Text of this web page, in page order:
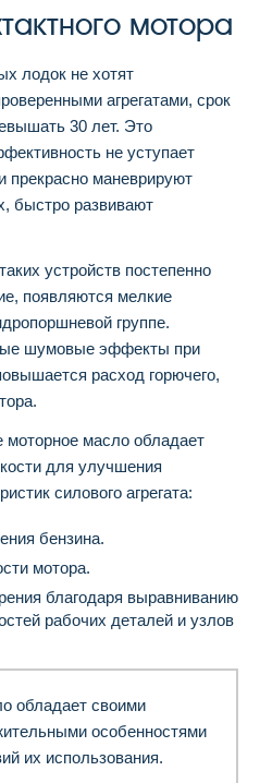
мотора
лодок не хотят
агрегатами, срок
30 лет. Это
не уступает
прекрасно маневрируют
быстро развивают
устройств постепенно
появляются мелкие
группе.
шумовые эффекты при
расход горючего,
моторное масло обладает
для улучшения
силового агрегата:
бензина.
мотора.
благодаря выравниванию
рабочих деталей и узлов
обладает своими
особенностями
их использования.